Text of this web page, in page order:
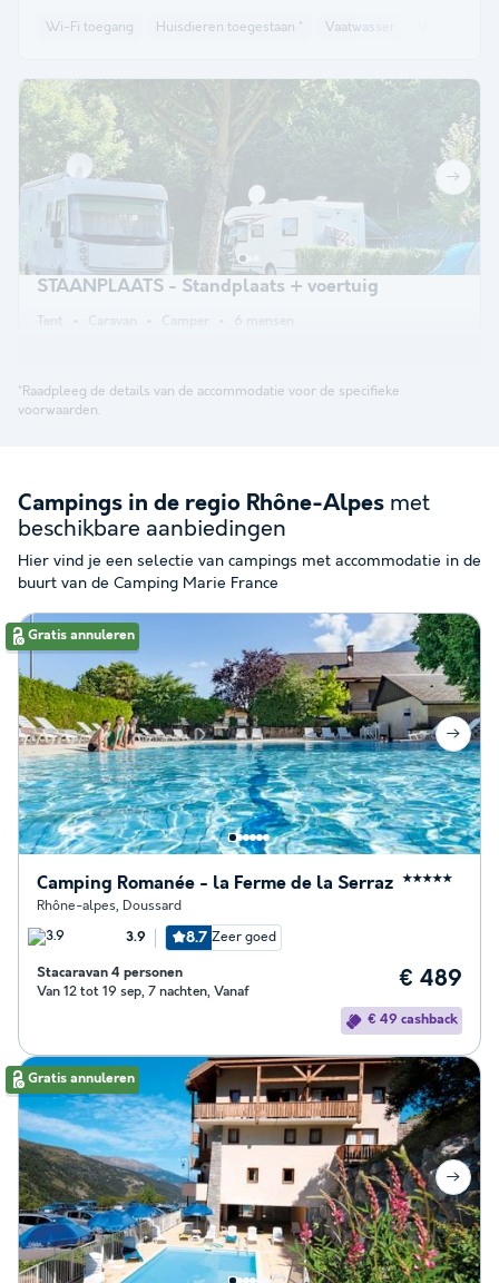
Wi-Fi toegang Huisdieren toegestaan * Vaatwasser
STAANPLAATS - Standplaats + voertuig
Tent Caravan Camper
*Raadpleeg de details van de accommodatie voor de specifieke
voorwaarden.
Campings in de regio Rhône-Alpes met
beschikbare aanbiedingen
Hier vind je een selectie van campings met accommodatie in de
buurt van de Camping Marie France
Gratis annuleren
Camping Romanée - la Ferme de la Serraz ★★★★★
Rhône-alpes, Doussard
3.9 8.7 Zeer goed
Stacaravan 4 personen
Van 12 tot 19 sep, 7 nachten, Vanaf
€ 489
€ 49 cashback
Gratis annuleren